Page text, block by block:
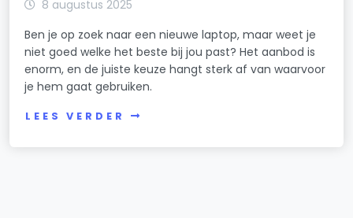
8 augustus 2025
Ben je op zoek naar een nieuwe laptop, maar weet je
niet goed welke het beste bij jou past? Het aanbod is
enorm, en de juiste keuze hangt sterk af van waarvoor
je hem gaat gebruiken.
LEES VERDER